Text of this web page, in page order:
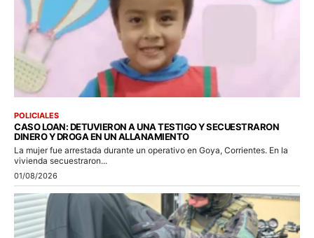
POLICIALES
CASO LOAN: DETUVIERON A UNA TESTIGO Y SECUESTRARON
DINERO Y DROGA EN UN ALLANAMIENTO
La mujer fue arrestada durante un operativo en Goya, Corrientes. En la
vivienda secuestraron...
01/08/2026